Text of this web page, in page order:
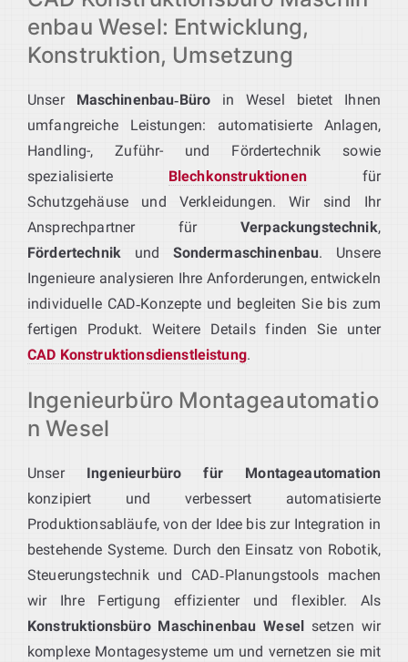
enbau Wesel: Entwicklung,
Konstruktion, Umsetzung
Unser Maschinenbau‑Büro in Wesel bietet Ihnen
umfangreiche Leistungen: automatisierte Anlagen,
Handling-, Zuführ- und Fördertechnik sowie
spezialisierte Blechkonstruktionenfür
Schutzgehäuse und Verkleidungen. Wir sind Ihr
Ansprechpartner für Verpackungstechnik,
Fördertechnik und Sondermaschinenbau. Unsere
Ingenieure analysieren Ihre Anforderungen, entwickeln
individuelle CAD‑Konzepte und begleiten Sie bis zum
fertigen Produkt. Weitere Details finden Sie unter
CAD Konstruktionsdienstleistung.
Ingenieurbüro Montageautomatio
n Wesel
Unser Ingenieurbüro für Montageautomation
konzipiert und verbessert automatisierte
Produktionsabläufe, von der Idee bis zur Integration in
bestehende Systeme. Durch den Einsatz von Robotik,
Steuerungstechnik und CAD‑Planungstools machen
wir Ihre Fertigung effizienter und flexibler. Als
Konstruktionsbüro Maschinenbau Wesel
setzen wir
komplexe Montagesysteme um und vernetzen sie mit